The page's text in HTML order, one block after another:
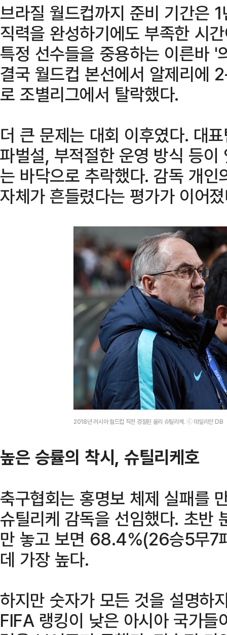
브라질 월드컵까지 준비 기간은
직력을 완성하기에도 부족한 시
특정 선수들을 중용하는 이른바 '
결국 월드컵 본선에서 알제리에
로 조별리그에서 탈락했다.
더 큰 문제는 대회 이후였다. 대
파벌설, 부적절한 운영 방식 등
는 바닥으로 추락했다. 감독 개
자체가 흔들렸다는 평가가 이어
2018년 러시아 월드컵 직전 경질된 울리 슈틸리케. ⓒ 데일리안 DB
높은 승률의 착시, 슈틸리케호
축구협회는 홍명보 체제 실패를
슈틸리케 감독을 선임했다. 초반
만 놓고 보면 68.4%(26승5무7
데 가장 높다.
하지만 숫자가 모든 것을 설명하
FIFA 랭킹이 낮은 아시아 국가들